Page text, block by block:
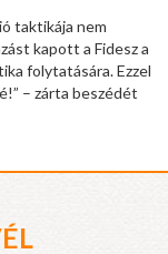
taktikája nem
kapott a Fidesz a
folytatására. Ezzel
– zárta beszédét